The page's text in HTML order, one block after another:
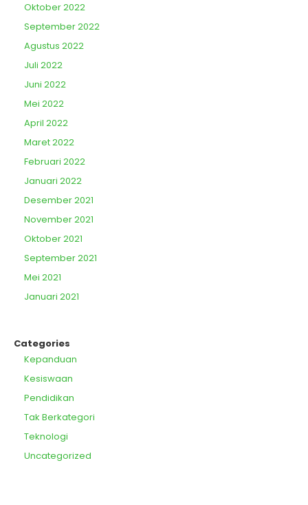
Oktober 2022
September 2022
Agustus 2022
Juli 2022
Juni 2022
Mei 2022
April 2022
Maret 2022
Februari 2022
Januari 2022
Desember 2021
November 2021
Oktober 2021
September 2021
Mei 2021
Januari 2021
Categories
Kepanduan
Kesiswaan
Pendidikan
Tak Berkategori
Teknologi
Uncategorized